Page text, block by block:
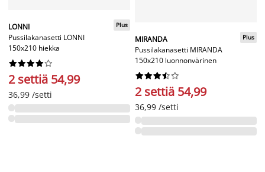
LONNI
Pussilakanasetti LONNI
150x210 hiekka
Plus






2 settiä 54,99
36,99 /setti
MIRANDA
Pussilakanasetti MIRANDA
150x210 luonnonvärinen
Plus






2 settiä 54,99
36,99 /setti